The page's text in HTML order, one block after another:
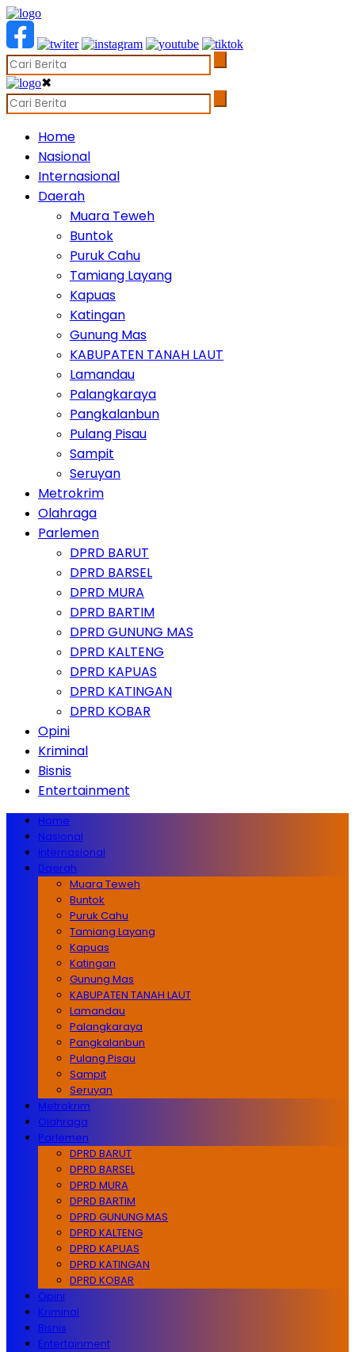
✖
Home
Nasional
Internasional
Daerah
Muara Teweh
Buntok
Puruk Cahu
Tamiang Layang
Kapuas
Katingan
Gunung Mas
KABUPATEN TANAH LAUT
Lamandau
Palangkaraya
Pangkalanbun
Pulang Pisau
Sampit
Seruyan
Metrokrim
Olahraga
Parlemen
DPRD BARUT
DPRD BARSEL
DPRD MURA
DPRD BARTIM
DPRD GUNUNG MAS
DPRD KALTENG
DPRD KAPUAS
DPRD KATINGAN
DPRD KOBAR
Opini
Kriminal
Bisnis
Entertainment
Home
Nasional
Internasional
Daerah
Muara Teweh
Buntok
Puruk Cahu
Tamiang Layang
Kapuas
Katingan
Gunung Mas
KABUPATEN TANAH LAUT
Lamandau
Palangkaraya
Pangkalanbun
Pulang Pisau
Sampit
Seruyan
Metrokrim
Olahraga
Parlemen
DPRD BARUT
DPRD BARSEL
DPRD MURA
DPRD BARTIM
DPRD GUNUNG MAS
DPRD KALTENG
DPRD KAPUAS
DPRD KATINGAN
DPRD KOBAR
Opini
Kriminal
Bisnis
Entertainment